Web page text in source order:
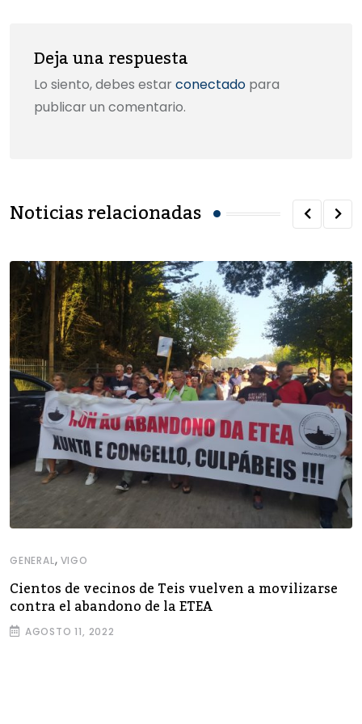
Deja una respuesta
Lo siento, debes estar conectado para
publicar un comentario.
Noticias relacionadas
GENERAL, VIGO
Cientos de vecinos de Teis vuelven a movilizarse
contra el abandono de la ETEA
AGOSTO 11, 2022